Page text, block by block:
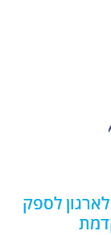
לספק